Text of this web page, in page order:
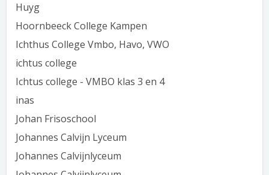
Huyg
Hoornbeeck College Kampen
Ichthus College Vmbo, Havo, VWO
ichtus college
Ichtus college - VMBO klas 3 en 4
inas
Johan Frisoschool
Johannes Calvijn Lyceum
Johannes Calvijnlyceum